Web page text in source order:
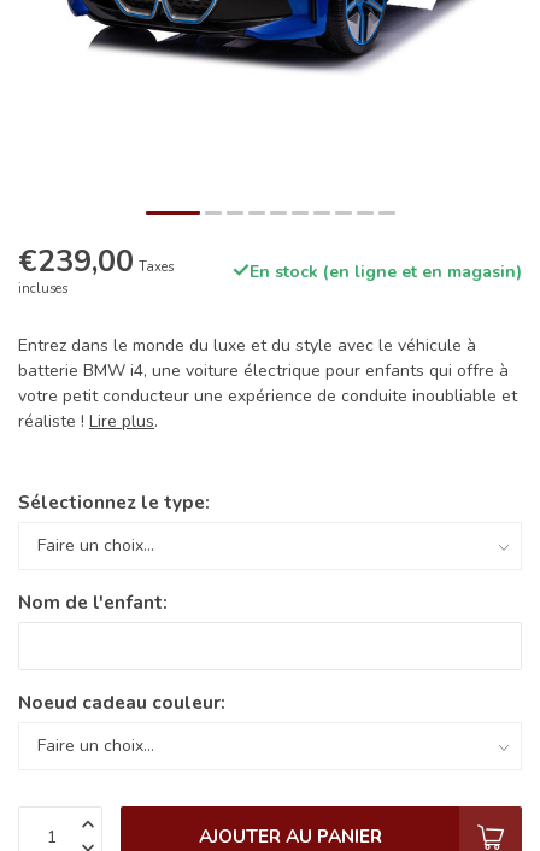
€239,00 Taxes
incluses
En stock (en ligne et en magasin)
Entrez dans le monde du luxe et du style avec le véhicule à
batterie BMW i4, une voiture électrique pour enfants qui offre à
votre petit conducteur une expérience de conduite inoubliable et
réaliste ! Lire plus.
Sélectionnez le type:
Nom de l'enfant:
Noeud cadeau couleur:
AJOUTER AU PANIER